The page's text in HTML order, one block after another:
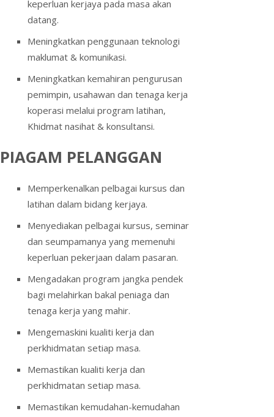
keperluan kerjaya pada masa akan
datang.
Meningkatkan penggunaan teknologi
maklumat & komunikasi.
Meningkatkan kemahiran pengurusan
pemimpin, usahawan dan tenaga kerja
koperasi melalui program latihan,
Khidmat nasihat & konsultansi.
PIAGAM PELANGGAN
Memperkenalkan pelbagai kursus dan
latihan dalam bidang kerjaya.
Menyediakan pelbagai kursus, seminar
dan seumpamanya yang memenuhi
keperluan pekerjaan dalam pasaran.
Mengadakan program jangka pendek
bagi melahirkan bakal peniaga dan
tenaga kerja yang mahir.
Mengemaskini kualiti kerja dan
perkhidmatan setiap masa.
Memastikan kualiti kerja dan
perkhidmatan setiap masa.
Memastikan kemudahan-kemudahan